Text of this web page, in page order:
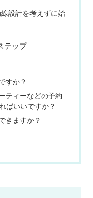
設計を考えずに始
テップ
すか？
ティーなどの予約
ばいいですか？
きますか？